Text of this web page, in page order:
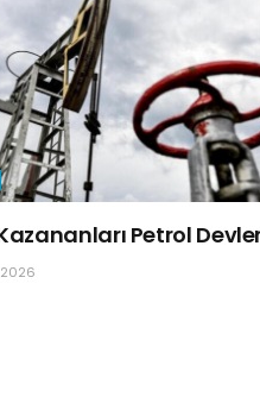
Petrol
2026